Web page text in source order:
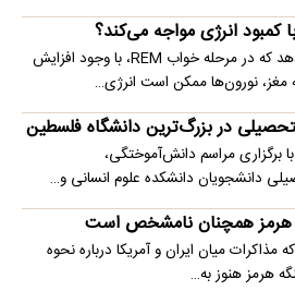
کمبود انرژی مواجه می‌کند؟
پژوهش‌های جدید نشان می‌دهد که در مرحله خواب REM، با وجود افزایش
نورون‌ها ممکن است انرژی…
در بزرگ‌ترین دانشگاه فلسطین
برگزاری مراسم دانش‌آموختگی،
دانشجویان دانشکده علوم انسانی و…
هرمز همچنان نامشخص است
مذاکرات میان ایران و آمریکا درباره نحوه
هرمز هنوز به…